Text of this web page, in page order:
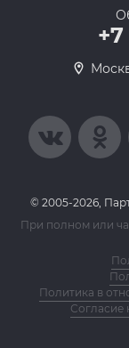
© 2005-2026,
При полном или
Политика в
Согласие